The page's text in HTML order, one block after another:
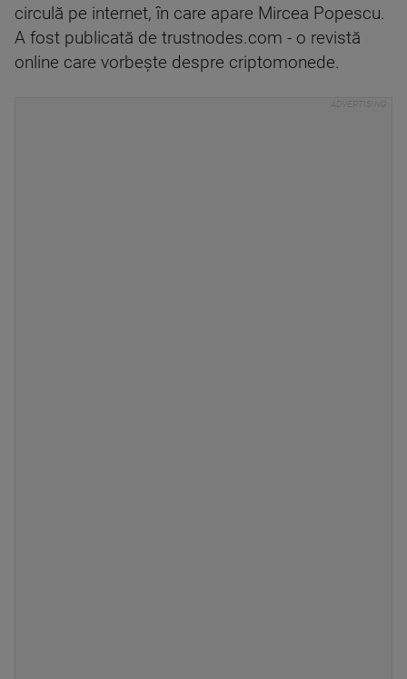
circulă pe internet, în care apare Mircea Popescu.
A fost publicată de trustnodes.com - o revistă
online care vorbește despre criptomonede.